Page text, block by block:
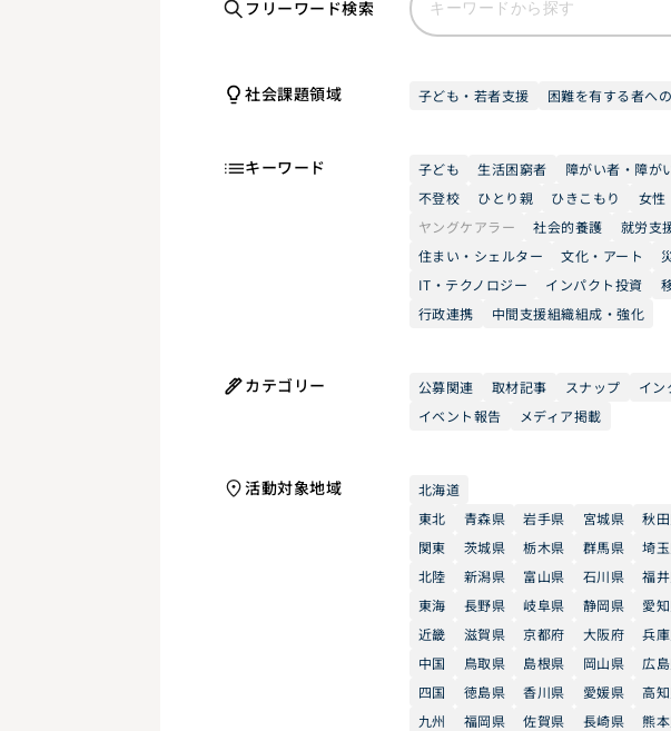
フリーワード検索
社会課題領域 子ども・若者支援 困難を有する者へ
キーワード 子ども 生活困窮者 障がい者・障が
不登校
ひとり親 ひきこもり 女性
ヤングケアラー
社会的養護 就労支
住まい・シェルター
文化・アート
IT・テクノロジー
インパクト投資
行政連携
中間支援組織組成・強化
カテゴリー 公募関連 取材記事 スナップ イン
イベント報告
メディア掲載
活動対象地域
北海道
東北
青森県 岩手県 宮城県 秋
関東
茨城県 栃木県 群馬県 埼
北陸
新潟県 富山県 石川県
福
東海
長野県 岐阜県 静岡県 愛
近畿
滋賀県 京都府 大阪府 兵
中国
鳥取県 島根県 岡山県 広
四国
徳島県 香川県 愛媛県
高
九州
福岡県 佐賀県 長崎県 熊